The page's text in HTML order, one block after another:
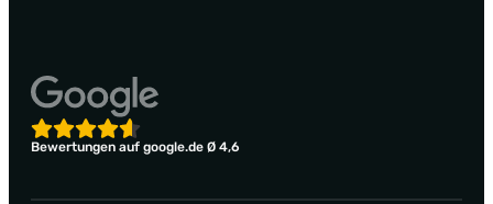
Bewertungen auf google.de Ø 4,6